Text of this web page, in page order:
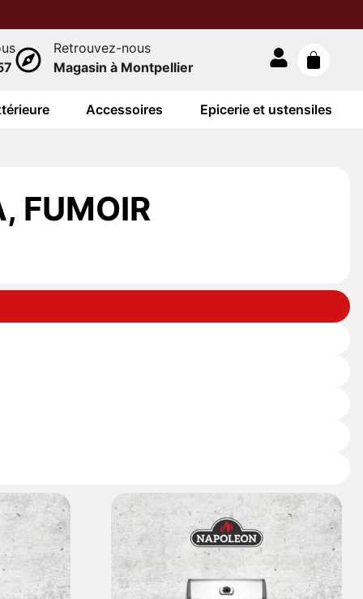
Retrouvez-nous
Magasin à Montpellier
Accessoires Epicerie et ustensiles
FUMOIR